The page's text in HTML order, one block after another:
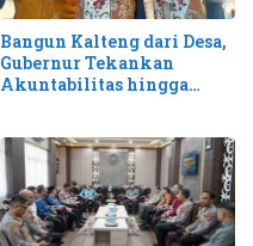
Bangun Kalteng dari Desa,
Gubernur Tekankan
Akuntabilitas hingga